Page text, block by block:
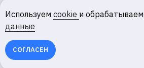
Используем cookie и обрабатываем
данные
СОГЛАСЕН